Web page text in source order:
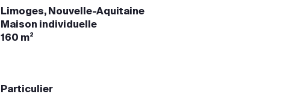
Limoges, Nouvelle-Aquitaine
Maison individuelle
160 m²
Particulier